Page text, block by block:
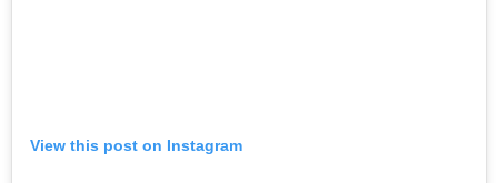
View this post on Instagram